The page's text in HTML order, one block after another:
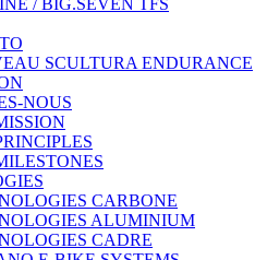
/ BIG.SEVEN TFS
SCULTURA ENDURANCE
NOUS
CARBONE
ALUMINIUM
CADRE